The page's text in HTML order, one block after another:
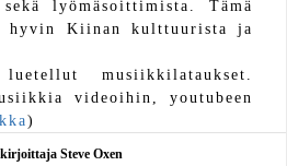
lyömäsoittimista. Tämä
hyvin Kiinan kulttuurista ja
musiikkilataukset.
videoihin, youtubeen
)
Steve Oxen